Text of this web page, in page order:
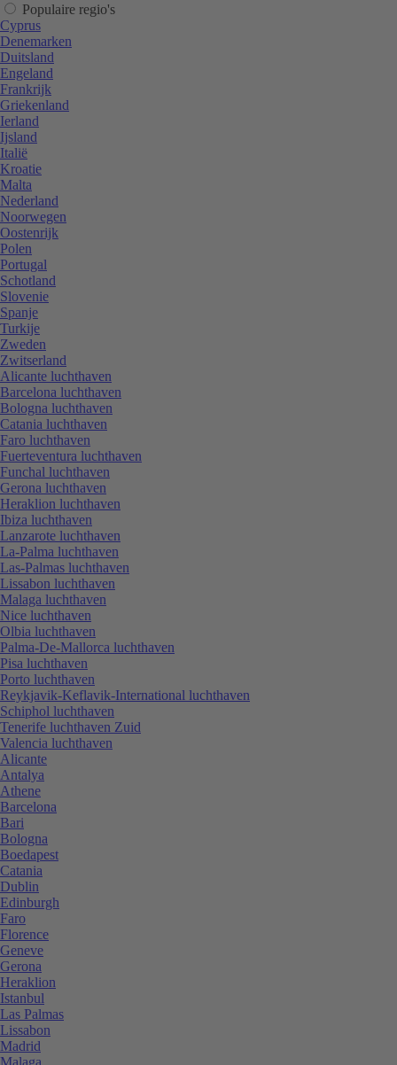
Populaire regio's
Cyprus
Denemarken
Duitsland
Engeland
Frankrijk
Griekenland
Ierland
Ijsland
Italië
Kroatie
Malta
Nederland
Noorwegen
Oostenrijk
Polen
Portugal
Schotland
Slovenie
Spanje
Turkije
Zweden
Zwitserland
Alicante luchthaven
Barcelona luchthaven
Bologna luchthaven
Catania luchthaven
Faro luchthaven
Fuerteventura luchthaven
Funchal luchthaven
Gerona luchthaven
Heraklion luchthaven
Ibiza luchthaven
Lanzarote luchthaven
La-Palma luchthaven
Las-Palmas luchthaven
Lissabon luchthaven
Malaga luchthaven
Nice luchthaven
Olbia luchthaven
Palma-De-Mallorca luchthaven
Pisa luchthaven
Porto luchthaven
Reykjavik-Keflavik-International luchthaven
Schiphol luchthaven
Tenerife luchthaven Zuid
Valencia luchthaven
Alicante
Antalya
Athene
Barcelona
Bari
Bologna
Boedapest
Catania
Dublin
Edinburgh
Faro
Florence
Geneve
Gerona
Heraklion
Istanbul
Las Palmas
Lissabon
Madrid
Malaga